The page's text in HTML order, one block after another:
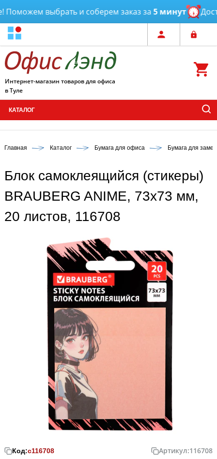
выбрать и соберем заказ за5 минут
Интернет-магазин товаров для офиса
в Туле
КАТАЛОГ
Главная Каталог Бумага для офиса Бумага для
Блок самоклеящийся (стикеры)
BRAUBERG ANIME, 73х73 мм,
20 листов, 116708
Код:с116708 Артикул:116708